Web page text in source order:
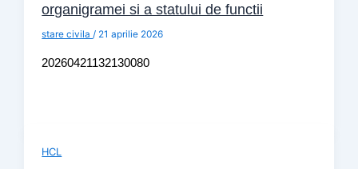
organigramei si a statului de functii
stare civila/ 21 aprilie 2026
20260421132130080
HCL